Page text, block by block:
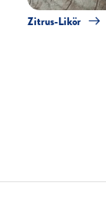
Zitrus-Likör